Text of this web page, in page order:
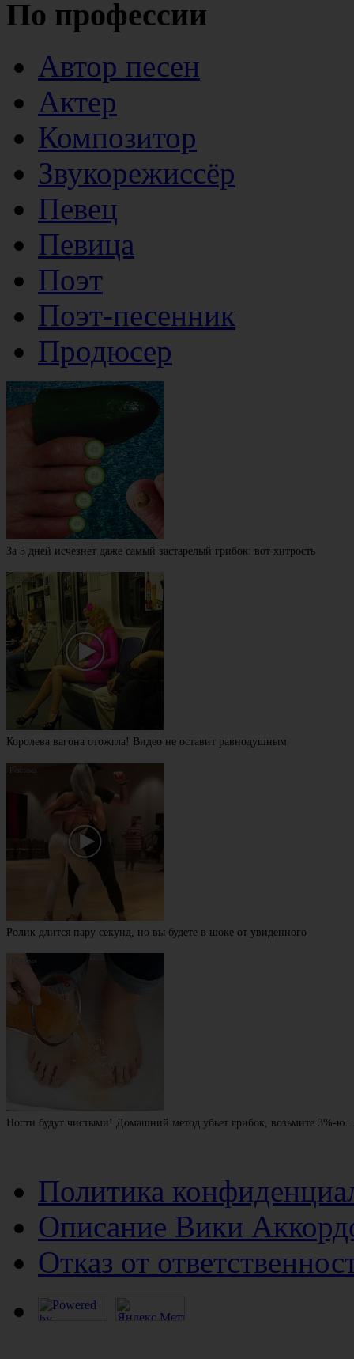
По профессии
Автор песен
Актер
Композитор
Звукорежиссёр
Певец
Певица
Поэт
Поэт-песенник
Продюсер
За 5 дней исчезнет даже самый застарелый грибок: вот хитрость
Королева вагона отожгла! Видео не оставит равнодушным
Ролик длится пару секунд, но вы будете в шоке от увиденного
Ногти будут чистыми! Домашний метод убьет грибок, возьмите 3%-
Политика
Описание Вики
Отказ от